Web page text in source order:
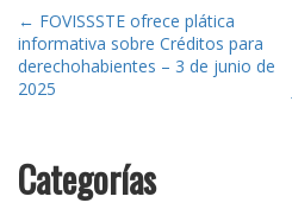
Post
navigation
← FOVISSSTE ofrece plática
informativa sobre Créditos para
derechohabientes – 3 de junio de
2025
Categorías